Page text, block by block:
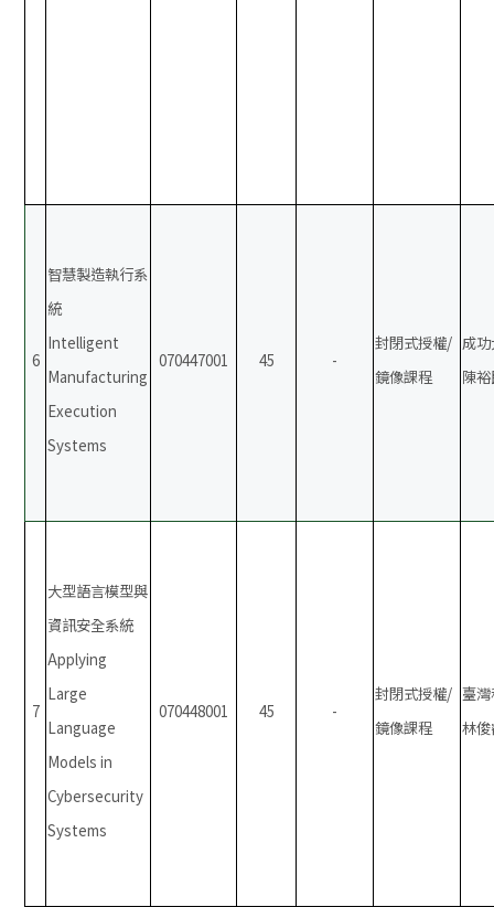
6
智慧製造執行系
統
Intelligent
Manufacturing
Execution
Systems
070447001 45 -
封閉式授權/
鏡像課程
成
陳
7
大型語言模型與
資訊安全系統
Applying
Large
Language
Models in
Cybersecurity
Systems
070448001 45 -
封閉式授權/
鏡像課程
臺
林